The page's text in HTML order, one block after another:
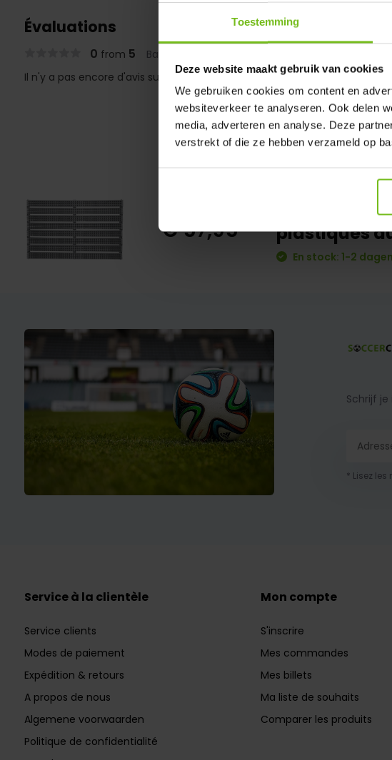
Toestemming
Deze website maakt gebruik van cookies
We gebruiken cookies om content en
websiteverkeer te analyseren. Ook delen
media, adverteren en analyse. Deze
verstrekt of die ze hebben verzameld op
Évaluations
0 from 5 Based on 0 reviews
Il n'y a pas encore d'avis sur ce produit..
€ 57,95
Tapis
plastiques
En stock: 1-2 dagen
Schrijf
* Lisez
Service à la clientèle
Service clients
Modes de paiement
Expédition & retours
A propos de nous
Algemene voorwaarden
Politique de confidentialité
Mon compte
S'inscrire
Mes commandes
Mes billets
Ma liste de souhaits
Comparer les produits